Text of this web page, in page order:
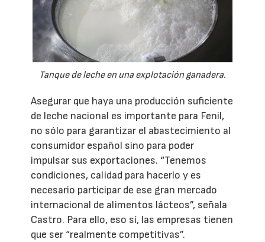
Tanque de leche en una explotación ganadera.
Asegurar que haya una producción suficiente
de leche nacional es importante para Fenil,
no sólo para garantizar el abastecimiento al
consumidor español sino para poder
impulsar sus exportaciones. “Tenemos
condiciones, calidad para hacerlo y es
necesario participar de ese gran mercado
internacional de alimentos lácteos”, señala
Castro. Para ello, eso sí, las empresas tienen
que ser “realmente competitivas”.